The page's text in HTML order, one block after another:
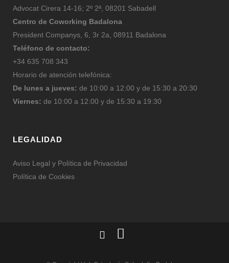
Advocat Cirera 14-16; 2º 2ª, 08201 Sabadell
Centro de Coworking Badalona
President Companys, 6, 3r 2a, 08911 Badalona
Teléfono de contacto:
+34 635 708 343
Horario de atención telefónica:
De lunes a jueves: de 10:00 a 12:00 y de 15:30 a 20:30
Viernes: de 10:00 a 12:00 y de 15:30 a 19:30
LEGALIDAD
Aviso Legal y Política de Privacidad
Política de Cookies